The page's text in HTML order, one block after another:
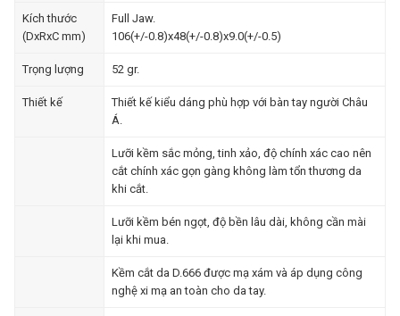
Kích thước
(DxRxC mm)
Full Jaw.
106(+/-0.8)x48(+/-0.8)x9.0(+/-0.5)
Trọng lượng 52 gr.
Thiết kế
Thiết kế kiểu dáng phù hợp với bàn tay người Châu
Á.
Lưỡi kềm sắc mỏng, tinh xảo, độ chính xác cao nên
cắt chính xác gọn gàng không làm tổn thương da
khi cắt.
Lưỡi kềm bén ngọt, độ bền lâu dài, không cần mài
lại khi mua.
Kềm cắt da D.666 được mạ xám và áp dụng công
nghệ xi mạ an toàn cho da tay.